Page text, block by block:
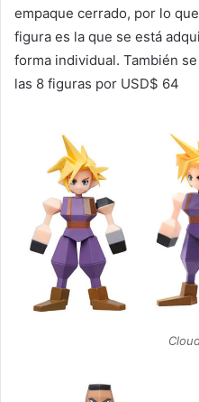
empaque cerrado, por lo
figura es la que se está
forma individual. También
las 8 figuras por USD$ 64